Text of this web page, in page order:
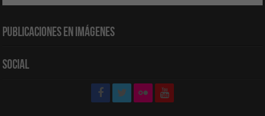
Publicaciones en Imágenes
Social